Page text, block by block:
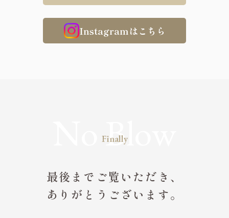
Instagramはこちら
Finally
最後までご覧いただき、
ありがとうございます。